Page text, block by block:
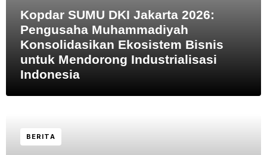
Kopdar SUMU DKI Jakarta 2026:
Pengusaha Muhammadiyah
Konsolidasikan Ekosistem Bisnis
untuk Mendorong Industrialisasi
Indonesia
BERITA